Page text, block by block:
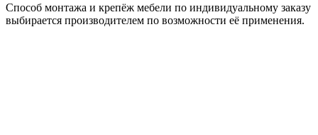
Способ монтажа и крепёж мебели по индивидуальному заказу
выбирается производителем по возможности её применения.